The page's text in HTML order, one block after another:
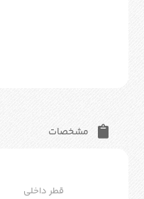
مشخصات
قطر داخلی